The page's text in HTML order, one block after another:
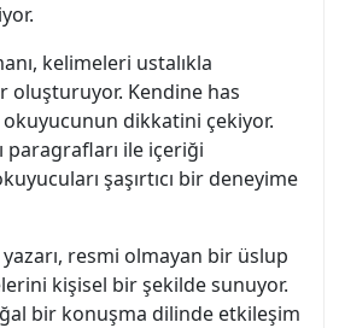
kelimeleri ustalıkla
oluşturuyor. Kendine has
okuyucunun dikkatini çekiyor.
paragrafları ile içeriği
şaşırtıcı bir deneyime
resmi olmayan bir üslup
kişisel bir şekilde sunuyor.
bir konuşma dilinde etkileşim